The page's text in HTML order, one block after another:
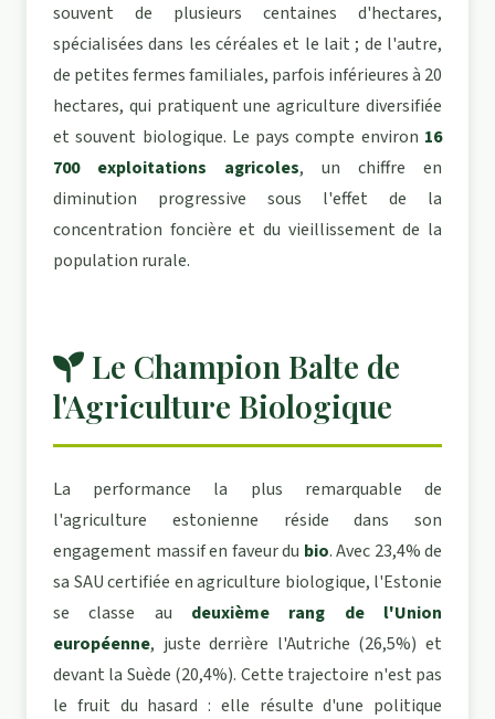
souvent de plusieurs centaines d'hectares,
spécialisées dans les céréales et le lait ; de l'autre,
de petites fermes familiales, parfois inférieures à 20
hectares, qui pratiquent une agriculture diversifiée
et souvent biologique. Le pays compte environ 16
700 exploitations agricoles, un chiffre en
diminution progressive sous l'effet de la
concentration foncière et du vieillissement de la
population rurale.
Le Champion Balte de
l'Agriculture Biologique
La performance la plus remarquable de
l'agriculture estonienne réside dans son
engagement massif en faveur du bio. Avec 23,4% de
sa SAU certifiée en agriculture biologique, l'Estonie
se classe au deuxième rang de l'Union
européenne, juste derrière l'Autriche (26,5%) et
devant la Suède (20,4%). Cette trajectoire n'est pas
le fruit du hasard : elle résulte d'une politique